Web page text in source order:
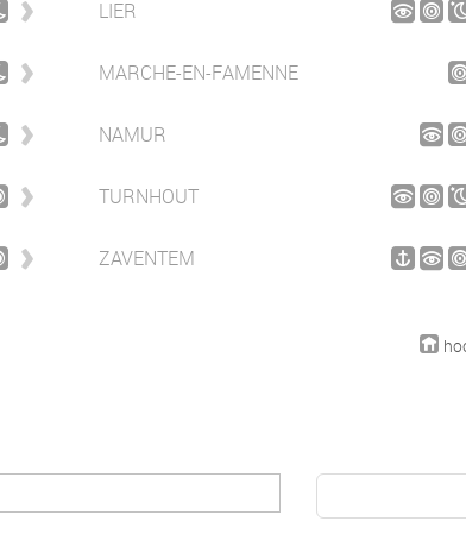
LIER
MARCHE-EN-FAMENNE
NAMUR
TURNHOUT
ZAVENTEM